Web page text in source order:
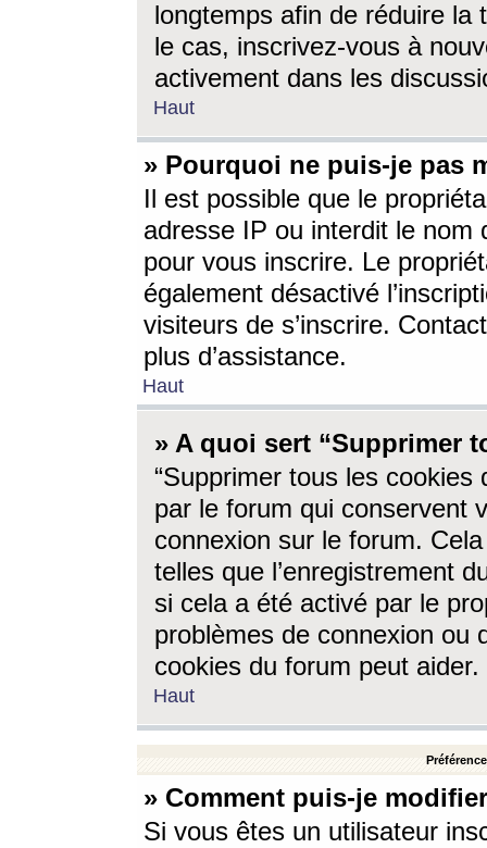
longtemps afin de réduire la
le cas, inscrivez-vous à
activement dans les
Haut
» Pourquoi ne puis-je pas
Il est possible que le
adresse IP ou interdit le nom
pour vous inscrire. Le
également désactivé
visiteurs de s’inscrire.
plus d’assistance.
Haut
» A quoi sert “Supprimer
“Supprimer tous les cookies
par le forum qui conservent
connexion sur le forum.
telles que l’enregistrement
si cela a été activé par le
problèmes de connexion ou
cookies du forum peut aider.
Haut
» Comment puis-je
Si vous êtes un utilisateur